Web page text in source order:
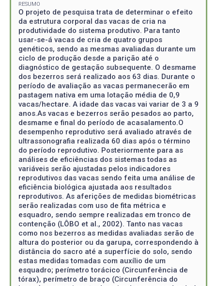
RESUMO
O projeto de pesquisa trata de determinar o efeito
da estrutura corporal das vacas de cria na
produtividade do sistema produtivo. Para tanto
usar-se-á vacas de cria de quatro grupos
genéticos, sendo as mesmas avaliadas durante um
ciclo de produção desde a parição até o
diagnóstico de gestação subsequente. O desmame
dos bezerros será realizado aos 63 dias. Durante o
período de avaliação as vacas permanecerão em
pastagem nativa em uma lotação média de 0,9
vacas/hectare. A idade das vacas vai variar de 3 a 9
anos.As vacas e bezerros serão pesados ao parto,
desmame e final do período de acasalamento.O
desempenho reprodutivo será avaliado através de
ultrassonografia realizada 60 dias após o término
do período reprodutivo. Posteriormente para as
análises de eficiências dos sistemas todas as
variáveis serão ajustadas pelos indicadores
reprodutivos das vacas sendo feita uma análise de
eficiência biológica ajustada aos resultados
reprodutivos. As aferições de medidas biométricas
serão realizadas com uso de fita métrica e
esquadro, sendo sempre realizadas em tronco de
contenção (LÔBO et al., 2002). Tanto nas vacas
como nos bezerros as medidas avaliadas serão de
altura do posterior ou da garupa, correspondendo à
distância do sacro até a superfície do solo, sendo
estas medidas tomadas com auxílio de um
esquadro; perímetro torácico (Circunferência de
tórax), perímetro de braço (Circunferência do